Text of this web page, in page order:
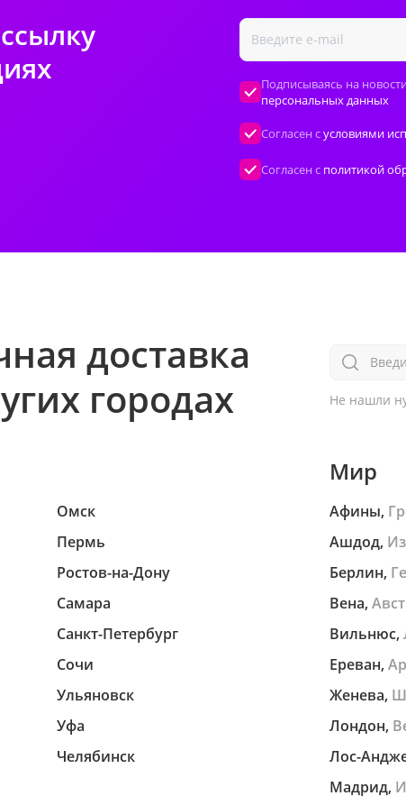
Подписываясь на
персональных данных
Согласен сусловиями
Согласен с политикой
доставка
городах
Омск
Пермь
Ростов-на-Дону
Самара
Санкт-Петербург
Сочи
Ульяновск
Уфа
Челябинск
Мир
Афины,
Ашдод,
Берлин,
Вена,
Вильнюс,
Ереван,
Женева,
Лондон,
Лос-
Мадрид,
Не нашли